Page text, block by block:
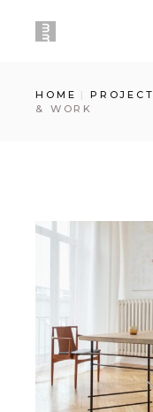
HOME PROJECT
& WORK